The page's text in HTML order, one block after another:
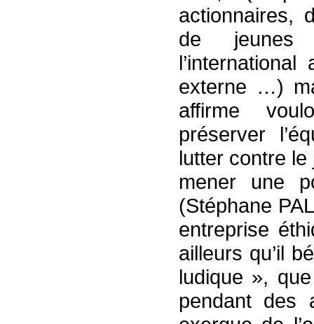
actionnaires,
de jeunes
externe …)
affirme
préserver
lutter contre
mener une
(Stéphane
entreprise
ailleurs qu’il
ludique »,
pendant